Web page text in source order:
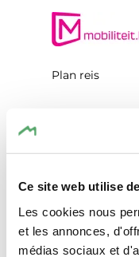
Ce site web utilise
Les cookies nous
et les annonces,
médias sociaux et
Plan reis